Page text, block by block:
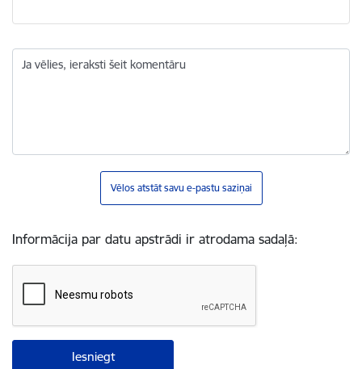
Ja vēlies, ieraksti šeit komentāru
Vēlos atstāt savu e-pastu saziņai
Informācija par datu apstrādi ir atrodama sadaļā: